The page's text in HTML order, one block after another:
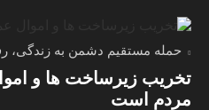
حمله مستقیم دشمن به زندگی،
تخریب زیرساخت ها و
مردم است